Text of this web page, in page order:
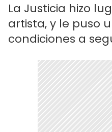
La Justicia hizo
artista, y le puso
condiciones a